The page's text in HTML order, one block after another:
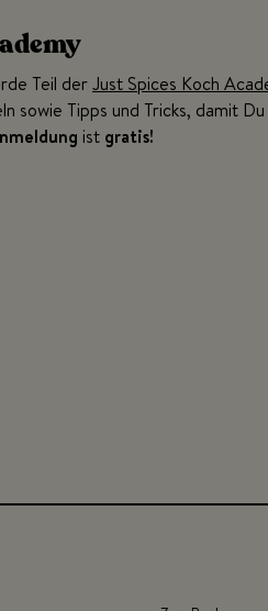
Teil derJust Spices Koch
sowie Tipps und Tricks, damit
ist gratis!